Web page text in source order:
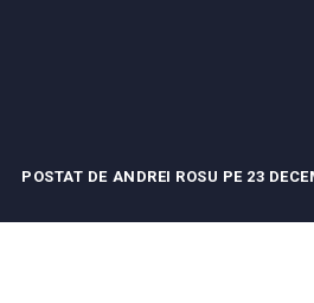
POSTAT DE ANDREI ROSU PE 23